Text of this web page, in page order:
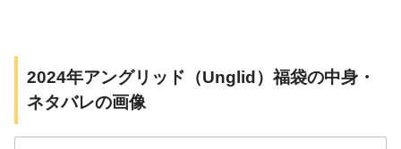
2024年アングリッド（Unglid）福袋の中身・
ネタバレの画像